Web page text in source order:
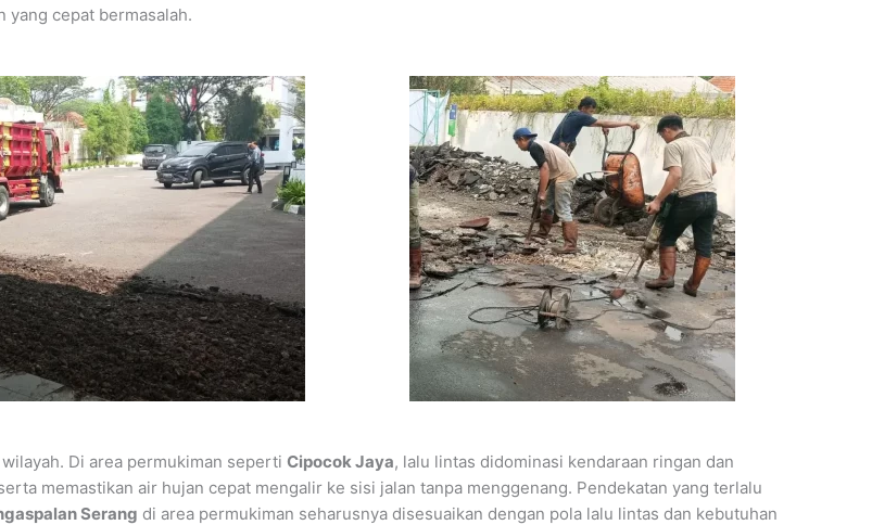
yang cepat bermasalah.
Di area permukiman seperti Cipocok Jaya, lalu lintas didominasi kendaraan ringan dan
memastikan air hujan cepat mengalir ke sisi jalan tanpa menggenang. Pendekatan yang terlalu
Serang di area permukiman seharusnya disesuaikan dengan pola lalu lintas dan kebutuhan